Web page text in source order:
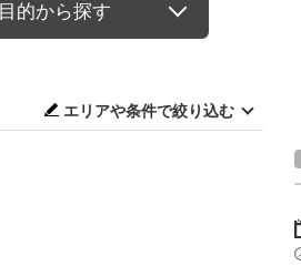
目的から探す
エリアや条件で絞り込む